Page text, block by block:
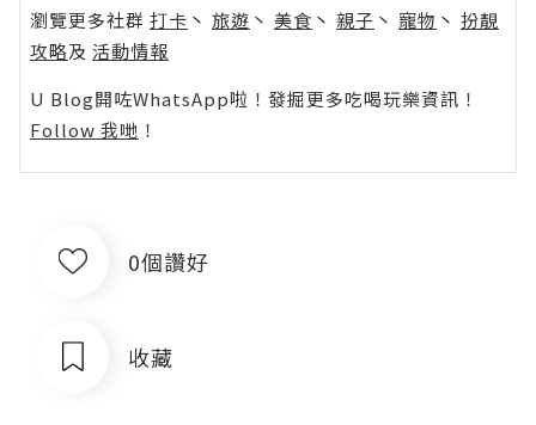
瀏覽更多社群 打卡 丶 旅遊 丶 美食 丶 親子 丶 寵物 丶 扮靚
攻略及 活動情報
U Blog開咗WhatsApp啦！發掘更多吃喝玩樂資訊！
Follow 我哋 ！
0個讚好
收藏